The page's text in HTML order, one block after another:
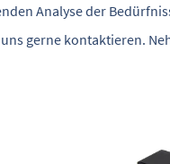
Analyse der
gerne kontaktieren.